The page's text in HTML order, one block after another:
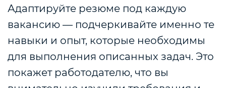
Адаптируйте резюме под каждую
вакансию — подчеркивайте именно те
навыки и опыт, которые необходимы
для выполнения описанных задач. Это
покажет работодателю, что вы